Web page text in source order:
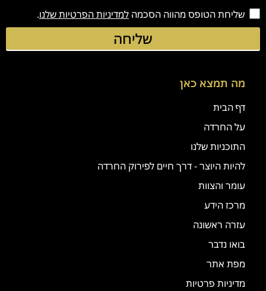
שליחת הטופס מהווה הסכמה למדיניות הפרטיות שלנו.
שליחה
מה תמצא כאן
דף הבית
על החרדה
התוכניות שלנו
להיות היוצר - דרך חיים לפירוק החרדה
עומר והצוות
מרכז הידע
עזרה ראשונה
בואו נדבר
מפת אתר
מדיניות פרטיות